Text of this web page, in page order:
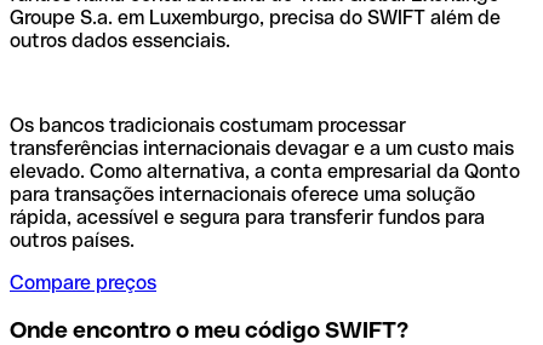
Groupe S.a. em Luxemburgo, precisa do SWIFT além de
outros dados essenciais.
Os bancos tradicionais costumam processar
transferências internacionais devagar e a um custo mais
elevado. Como alternativa, a conta empresarial da Qonto
para transações internacionais oferece uma solução
rápida, acessível e segura para transferir fundos para
outros países.
Compare preços
Onde encontro o meu código SWIFT?